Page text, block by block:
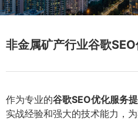
非金属矿产行业谷歌
作为专业的谷歌SEO优化服务
实战经验和强大的技术能力，